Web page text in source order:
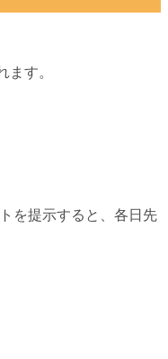
す。
を提示すると、各日先